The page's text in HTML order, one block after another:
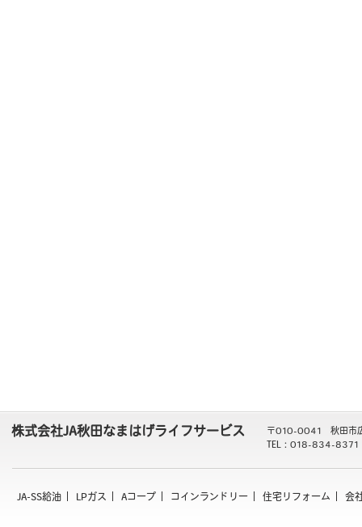
JA-SS給油 LPガス Aコープ コインランドリー 住宅リフォーム 会
株式会社JA秋田なまはげライフサービス
〒010-0041 秋田市
TEL：018-834-